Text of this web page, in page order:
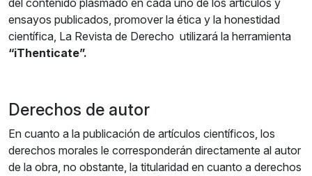
del contenido plasmado en cada uno de los artículos y
ensayos publicados, promover la ética y la honestidad
científica, La Revista de Derecho utilizará la herramienta
“iThenticate”.
Derechos de autor
En cuanto a la publicación de artículos científicos, los
derechos morales le corresponderán directamente al autor
de la obra, no obstante, la titularidad en cuanto a derechos